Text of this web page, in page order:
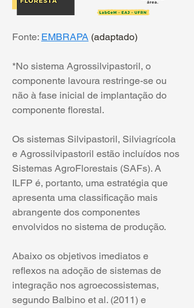
Fonte: EMBRAPA (adaptado)
*No sistema Agrossilvipastoril, o
componente lavoura restringe-se ou
não à fase inicial de implantação do
componente florestal.
Os sistemas Silvipastoril, Silviagrícola
e Agrossilvipastoril estão incluídos nos
Sistemas AgroFlorestais (SAFs). A
ILFP é, portanto, uma estratégia que
apresenta uma classificação mais
abrangente dos componentes
envolvidos no sistema de produção.
Abaixo os objetivos imediatos e
reflexos na adoção de sistemas de
integração nos agroecossistemas,
segundo Balbino et al. (2011) e